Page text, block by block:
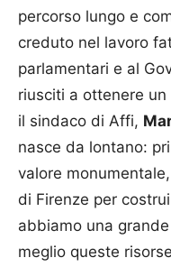
percorso lungo e
creduto nel lavoro
parlamentari e al
riusciti a ottenere
il sindaco di Affi,
nasce da lontano:
valore
di Firenze per
abbiamo una
meglio queste